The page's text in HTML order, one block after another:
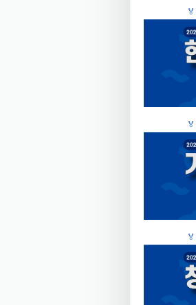
🏅
🏅
🏅